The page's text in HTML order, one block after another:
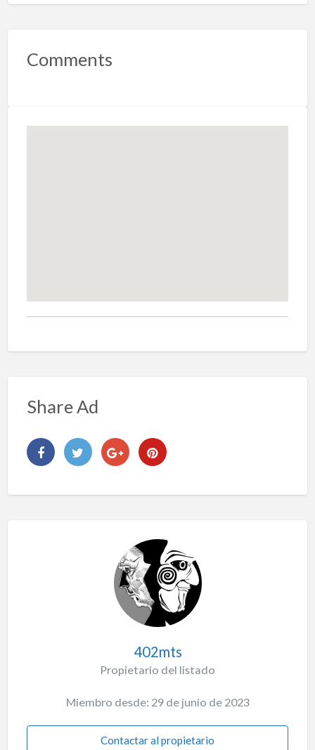
Comments
Share Ad
402mts
Propietario del listado
Miembro desde: 29 de junio de 2023
Contactar al propietario